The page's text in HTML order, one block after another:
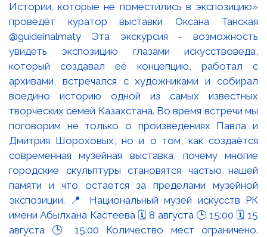
Истории, которые не поместились в экспозицию»
проведёт куратор выставки Оксана Танская
@guideinalmaty Эта экскурсия - возможность
увидеть экспозицию глазами искусствоведа,
который создавал её концепцию, работал с
архивами, встречался с художниками и собирал
воедино историю одной из самых известных
творческих семей Казахстана. Во время встречи мы
поговорим не только о произведениях Павла и
Дмитрия Шороховых, но и о том, как создаётся
современная музейная выставка, почему многие
городские скульптуры становятся частью нашей
памяти и что остаётся за пределами музейной
экспозиции. 📍 Национальный музей искусств РК
имени Абылхана Кастеева 🗓 8 августа 🕒 15:00 🗓 15
августа 🕒 15:00 Количество мест ограничено.